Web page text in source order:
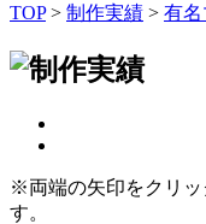
TOP> 制作実績 > 有
※両端の矢印をクリッ
す。